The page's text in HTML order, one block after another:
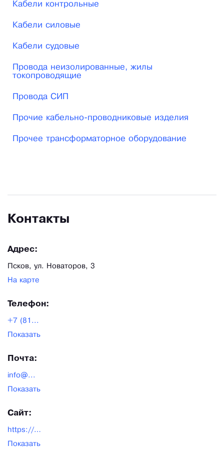
Кабели контрольные
Кабели силовые
Кабели судовые
Провода неизолированные, жилы
токопроводящие
Провода СИП
Прочие кабельно-проводниковые изделия
Прочее трансформаторное оборудование
Контакты
Адрес:
Псков, ул. Новаторов, 3
На карте
Телефон:
+7 (81...
Показать
Почта:
info@...
Показать
Сайт:
https://sevkab.ru/
Показать